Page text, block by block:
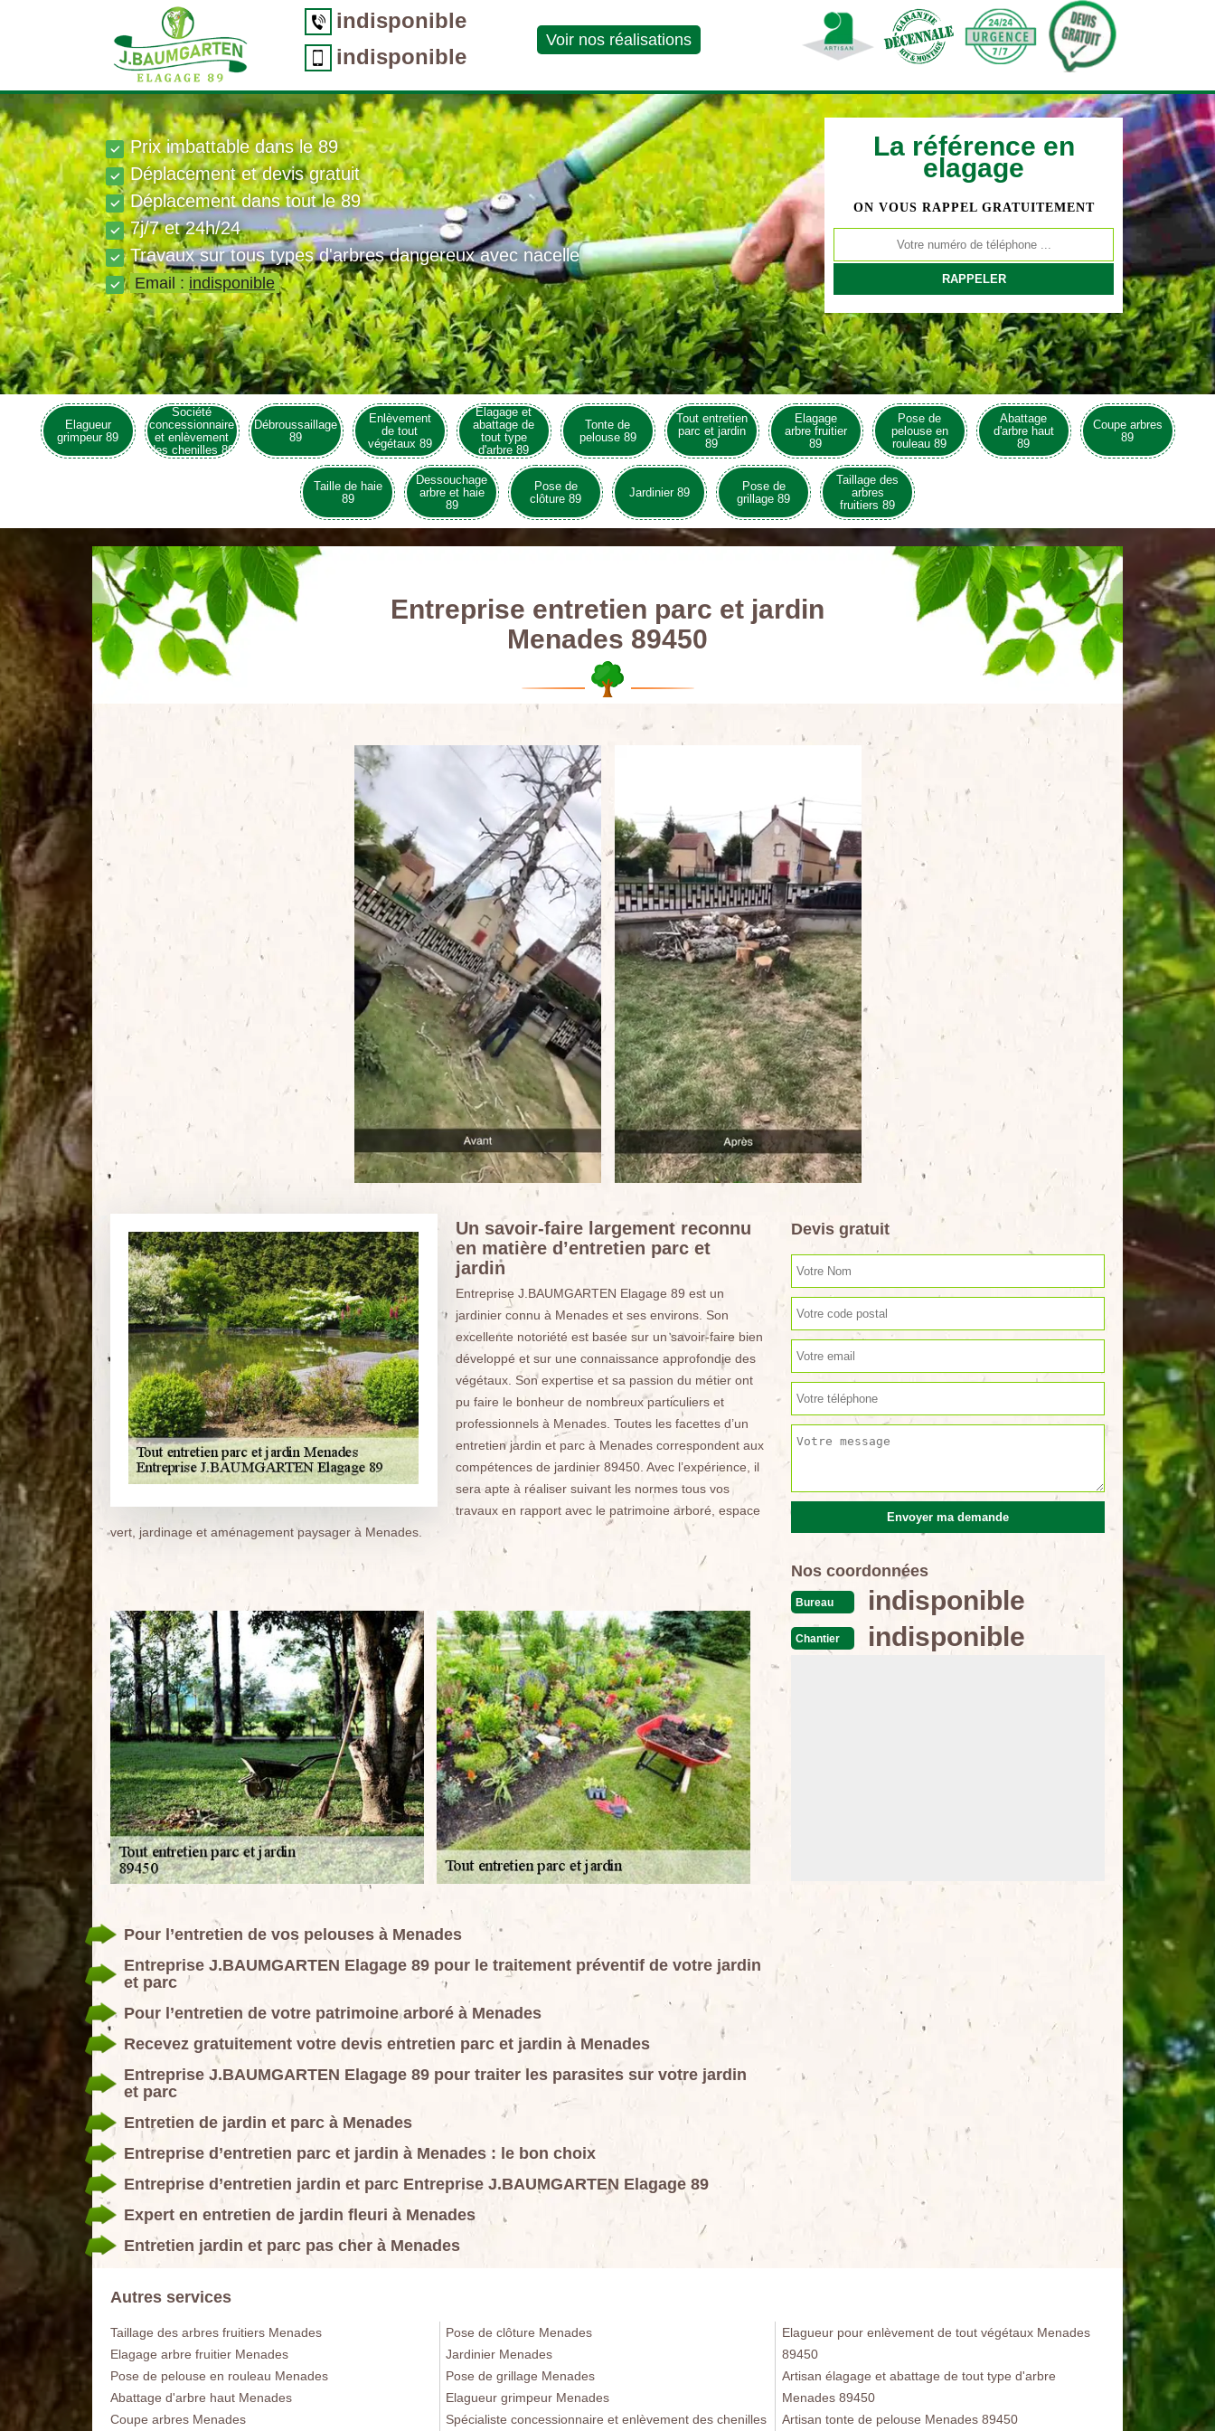
indisponible
indisponible
Voir nos réalisations
La référence en
elagage
ON VOUS RAPPEL GRATUITEMENT
Prix imbattable dans le 89
Déplacement et devis gratuit
Déplacement dans tout le 89
7j/7 et 24h/24
Travaux sur tous types d'arbres dangereux avec nacelle
Email : indisponible
Elagueur
grimpeur 89
Société
concessionnaire
et enlèvement
des chenilles 89
Débroussaillage
89
Enlèvement
de tout
végétaux 89
Elagage et
abattage de
tout type
d'arbre 89
Tonte de
pelouse 89
Tout entretien
parc et jardin
89
Elagage
arbre fruitier
89
Pose de
pelouse en
rouleau 89
Abattage
d'arbre haut
89
Coupe arbres
89
Taille de haie
89
Dessouchage
arbre et haie
89
Pose de
clôture 89
Jardinier 89
Pose de
grillage 89
Taillage des
arbres
fruitiers 89
Entreprise entretien parc et jardin
Menades 89450
Un savoir-faire largement reconnu
en matière d’entretien parc et
jardin
Entreprise J.BAUMGARTEN Elagage 89 est un
jardinier connu à Menades et ses environs. Son
excellente notoriété est basée sur un savoir-faire bien
développé et sur une connaissance approfondie des
végétaux. Son expertise et sa passion du métier ont
pu faire le bonheur de nombreux particuliers et
professionnels à Menades. Toutes les facettes d’un
entretien jardin et parc à Menades correspondent aux
compétences de jardinier 89450. Avec l’expérience, il
sera apte à réaliser suivant les normes tous vos
travaux en rapport avec le patrimoine arboré, espace
vert, jardinage et aménagement paysager à Menades.
Pour l’entretien de vos pelouses à Menades
Entreprise J.BAUMGARTEN Elagage 89 pour le traitement préventif de votre jardin
et parc
Pour l’entretien de votre patrimoine arboré à Menades
Recevez gratuitement votre devis entretien parc et jardin à Menades
Entreprise J.BAUMGARTEN Elagage 89 pour traiter les parasites sur votre jardin
et parc
Entretien de jardin et parc à Menades
Entreprise d’entretien parc et jardin à Menades : le bon choix
Entreprise d’entretien jardin et parc Entreprise J.BAUMGARTEN Elagage 89
Expert en entretien de jardin fleuri à Menades
Entretien jardin et parc pas cher à Menades
Devis gratuit
Nos coordonnées
Bureau indisponible
Chantier indisponible
Autres services
Taillage des arbres fruitiers Menades
Elagage arbre fruitier Menades
Pose de pelouse en rouleau Menades
Abattage d'arbre haut Menades
Coupe arbres Menades
Pose de clôture Menades
Jardinier Menades
Pose de grillage Menades
Elagueur grimpeur Menades
Spécialiste concessionnaire et enlèvement des chenilles
Elagueur pour enlèvement de tout végétaux Menades
89450
Artisan élagage et abattage de tout type d'arbre
Menades 89450
Artisan tonte de pelouse Menades 89450